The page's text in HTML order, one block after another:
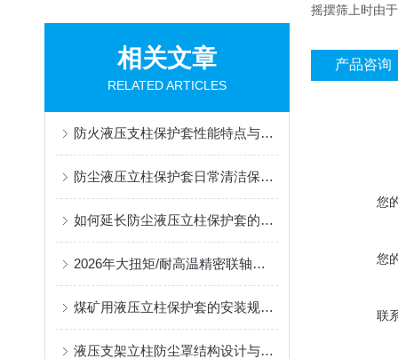
相关文章
RELATED ARTICLES
防火液压支柱保护套性能特点与阻燃防护应用
防尘液压立柱保护套日常清洁保养与更换规范
如何延长防尘液压立柱保护套的使用寿命？
2026年大扭矩/耐高温精密联轴器定制找哪家？能实现精准定制的优质厂家盘点
煤矿用液压立柱保护套的安装规范与使用寿命提升方案
液压支架立柱防尘罩结构设计与密封防护原理
摇摆筛上时由
产品咨询
您
您
联